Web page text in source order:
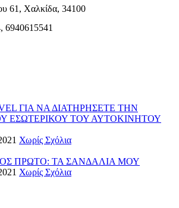
61, Χαλκίδα, 34100
6940615541
ΓΙΑ ΝΑ ΔΙΑΤΗΡΗΣΕΤΕ ΤΗΝ
ΕΣΩΤΕΡΙΚΟΥ ΤΟΥ ΑΥΤΟΚΙΝΗΤΟΥ
Χωρίς Σχόλια
ΠΡΩΤΟ: ΤΑ ΣΑΝΔΑΛΙΑ ΜΟΥ
Χωρίς Σχόλια